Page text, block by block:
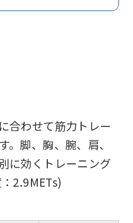
合わせて筋力トレー
。脚、胸、腕、肩、
に効くトレーニング
2.9METs)